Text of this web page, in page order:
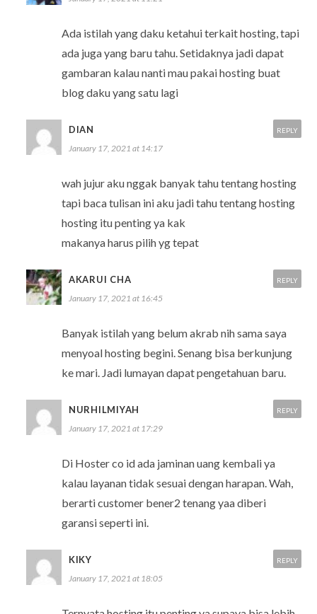
Ada istilah yang daku ketahui terkait hosting, tapi
ada juga yang baru tahu. Setidaknya jadi dapat
gambaran kalau nanti mau pakai hosting buat
blog daku yang satu lagi
DIAN
January 17, 2021 at 14:17
wah jujur aku nggak banyak tahu tentang hosting
tapi baca tulisan ini aku jadi tahu tentang hosting
hosting itu penting ya kak
makanya harus pilih yg tepat
REPLY
AKARUI CHA
January 17, 2021 at 16:45
Banyak istilah yang belum akrab nih sama saya
menyoal hosting begini. Senang bisa berkunjung
ke mari. Jadi lumayan dapat pengetahuan baru.
REPLY
NURHILMIYAH
January 17, 2021 at 17:29
Di Hoster co id ada jaminan uang kembali ya
kalau layanan tidak sesuai dengan harapan. Wah,
berarti customer bener2 tenang yaa diberi
garansi seperti ini.
REPLY
KIKY
January 17, 2021 at 18:05
REPLY